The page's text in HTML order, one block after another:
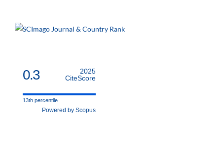
0.3
2025
CiteScore
13th percentile
Powered by Scopus